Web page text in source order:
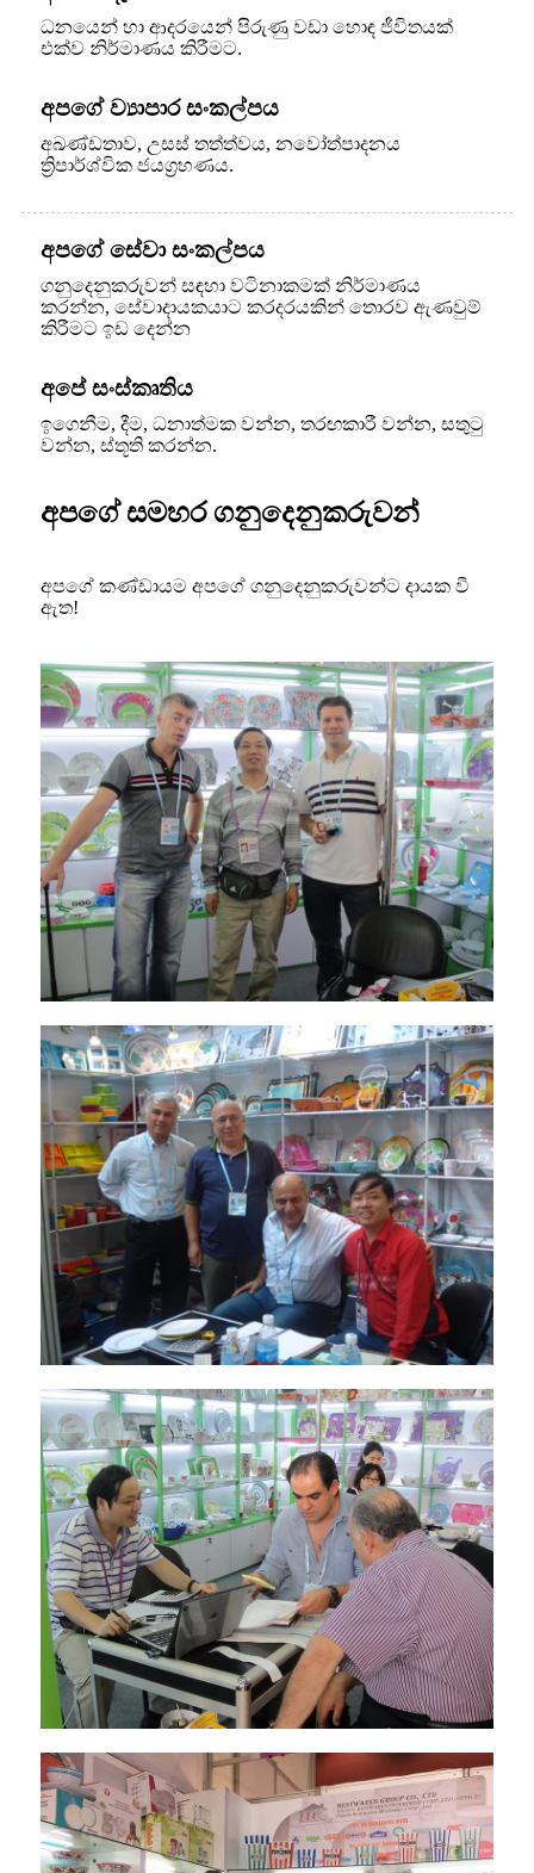
ධනයෙන් හා ආදරයෙන් පිරුණු වඩා හොඳ ජීවිතයක්
එක්ව නිර්මාණය කිරීමට.
අපගේ ව්‍යාපාර සංකල්පය
අඛණ්ඩතාව, උසස් තත්ත්වය, නවෝත්පාදනය
ත්‍රිපාර්ශ්වික ජයග්‍රහණය.
අපගේ සේවා සංකල්පය
ගනුදෙනුකරුවන් සඳහා වටිනාකමක් නිර්මාණය
කරන්න, සේවාදායකයාට කරදරයකින් තොරව ඇණවුම්
කිරීමට ඉඩ දෙන්න
අපේ සංස්කෘතිය
ඉගෙනීම, දීම, ධනාත්මක වන්න, තරඟකාරී වන්න, සතුටු
වන්න, ස්තූති කරන්න.
අපගේ සමහර ගනුදෙනුකරුවන්
අපගේ කණ්ඩායම අපගේ ගනුදෙනුකරුවන්ට දායක වී
ඇත!